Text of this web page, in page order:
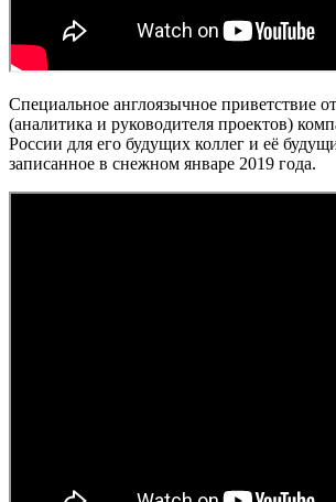
Специальное англоязычное приветствие
(аналитика и руководителя проектов)
России для его будущих коллег и её
записанное в снежном январе 2019 года.